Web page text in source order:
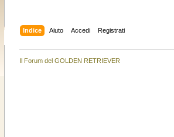
Indice Aiuto Accedi Registrati
Il Forum del GOLDEN RETRIEVER